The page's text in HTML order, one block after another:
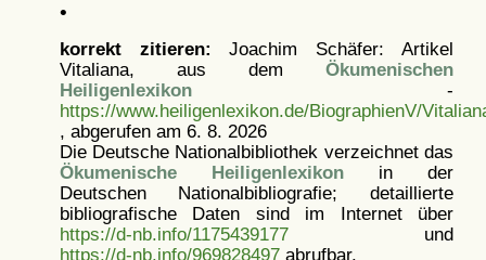
•
korrekt zitieren: Joachim Schäfer: Artikel
Vitaliana, aus dem Ökumenischen
Heiligenlexikon-
https://www.heiligenlexikon.de/BiographienV/
, abgerufen am 6. 8. 2026
Die Deutsche Nationalbibliothek verzeichnet das
Ökumenische Heiligenlexikonin der
Deutschen Nationalbibliografie; detaillierte
bibliografische Daten sind im Internet über
https://d-nb.info/1175439177und
https://d-nb.info/969828497abrufbar.